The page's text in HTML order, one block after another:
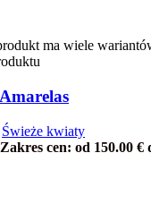
ma wiele
Świeże kwiaty
Zakres cen: od 150.00 €